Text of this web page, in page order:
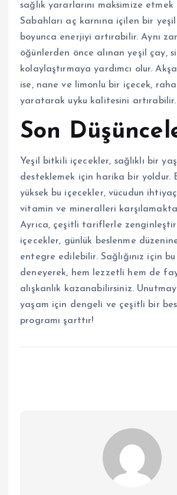
sağlık yararlarını maksimize
Sabahları aç karnına içilen bir
boyunca enerjiyi artırabilir. Aynı
öğünlerden önce alınan yeşil çay,
kolaylaştırmaya yardımcı olur.
ise, nane ve limonlu bir içecek,
yaratarak uyku kalitesini artırabilir.
Son
Yeşil bitkili içecekler, sağlıklı bir
desteklemek için harika bir yoldur.
yüksek bu içecekler, vücudun
vitamin ve mineralleri
Ayrıca, çeşitli tariflerle
içecekler, günlük beslenme
entegre edilebilir. Sağlığınız için
deneyerek, hem lezzetli hem de
alışkanlık kazanabilirsiniz.
yaşam için dengeli ve çeşitli bir
programı şarttır!